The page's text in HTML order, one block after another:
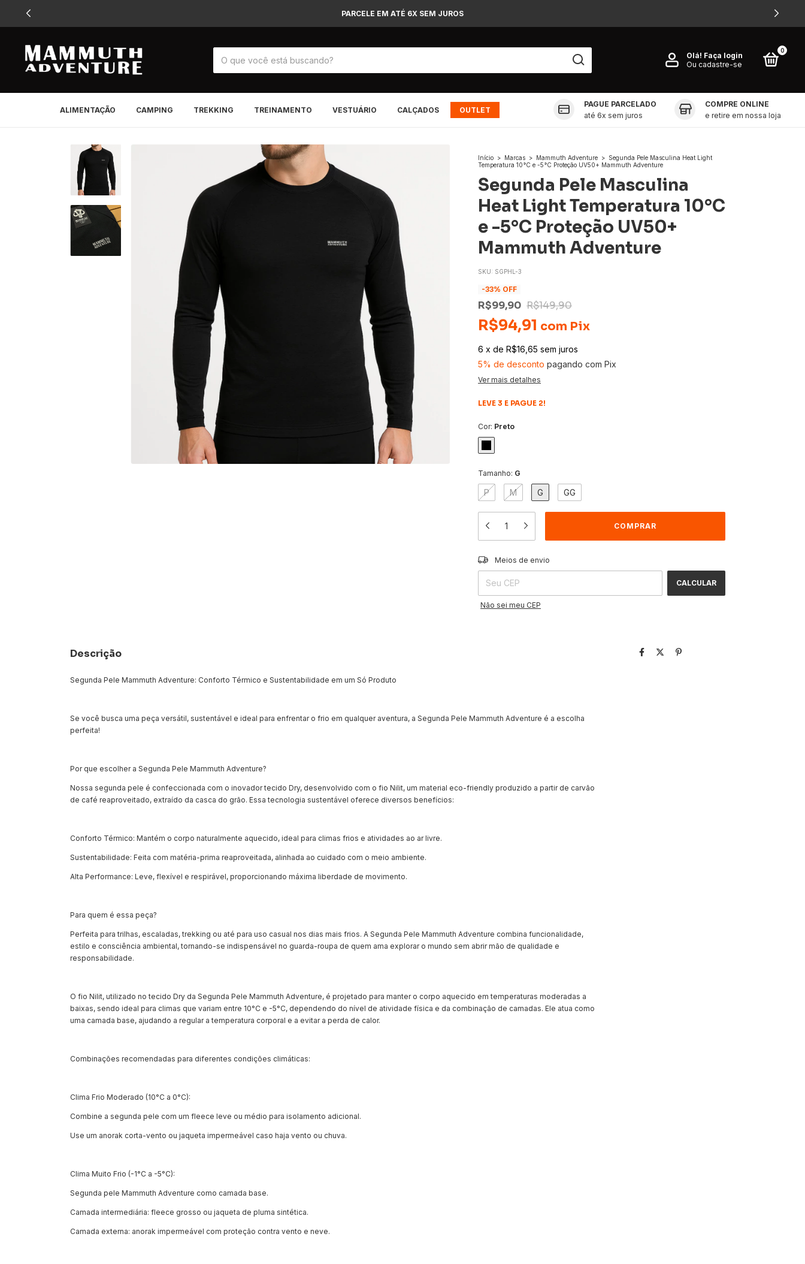
PAGUE COM PIX E GANHE 5% DE DESCONTO
Olá! Faça login
Ou cadastre-se
0
ALIMENTAÇÃO CAMPING TREKKING TREINAMENTO VESTUÁRIO CALÇADOS OUTLET
PAGUE PARCELADO
até 6x sem juros
COMPRE ONLINE
e retire em nossa loja
Início > Marcas > Mammuth Adventure > Segunda Pele Masculina Heat Light
Temperatura 10°C e -5°C Proteção UV50+ Mammuth Adventure
Segunda Pele Masculina
Heat Light Temperatura 10°C
e -5°C Proteção UV50+
Mammuth Adventure
SKU: SGPHL-3
-33% OFF
R$99,90 R$149,90
R$94,91 com Pix
6 x de R$16,65 sem juros
5% de desconto pagando com Pix
Ver mais detalhes
LEVE 3 E PAGUE 2!
Cor: Preto
Tamanho: G
P M G GG
Entregas para o CEP:
Meios de envio
CALCULAR
Não sei meu CEP
Descrição
Segunda Pele Mammuth Adventure: Conforto Térmico e Sustentabilidade em um Só Produto
Se você busca uma peça versátil, sustentável e ideal para enfrentar o frio em qualquer aventura, a Segunda Pele Mammuth Adventure é a escolha
perfeita!
Por que escolher a Segunda Pele Mammuth Adventure?
Nossa segunda pele é confeccionada com o inovador tecido Dry, desenvolvido com o fio Nilit, um material eco-friendly produzido a partir de carvão
de café reaproveitado, extraído da casca do grão. Essa tecnologia sustentável oferece diversos benefícios:
Conforto Térmico: Mantém o corpo naturalmente aquecido, ideal para climas frios e atividades ao ar livre.
Sustentabilidade: Feita com matéria-prima reaproveitada, alinhada ao cuidado com o meio ambiente.
Alta Performance: Leve, flexível e respirável, proporcionando máxima liberdade de movimento.
Para quem é essa peça?
Perfeita para trilhas, escaladas, trekking ou até para uso casual nos dias mais frios. A Segunda Pele Mammuth Adventure combina funcionalidade,
estilo e consciência ambiental, tornando-se indispensável no guarda-roupa de quem ama explorar o mundo sem abrir mão de qualidade e
responsabilidade.
O fio Nilit, utilizado no tecido Dry da Segunda Pele Mammuth Adventure, é projetado para manter o corpo aquecido em temperaturas moderadas a
baixas, sendo ideal para climas que variam entre 10°C e -5°C, dependendo do nível de atividade física e da combinação de camadas. Ele atua como
uma camada base, ajudando a regular a temperatura corporal e a evitar a perda de calor.
Combinações recomendadas para diferentes condições climáticas:
Clima Frio Moderado (10°C a 0°C):
Combine a segunda pele com um fleece leve ou médio para isolamento adicional.
Use um anorak corta-vento ou jaqueta impermeável caso haja vento ou chuva.
Clima Muito Frio (-1°C a -5°C):
Segunda pele Mammuth Adventure como camada base.
Camada intermediária: fleece grosso ou jaqueta de pluma sintética.
Camada externa: anorak impermeável com proteção contra vento e neve.